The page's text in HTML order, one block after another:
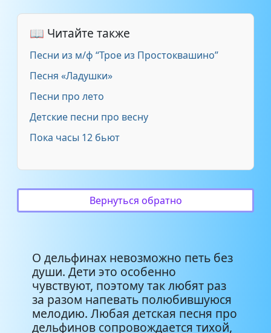
Детская студия _ДЕЛЬФИН_ -
детская студия
Детская студия _ДЕЛЬФИН_ -
Детские песенки - Девочка и
дельфин
Образцовая Детская
Вокальная Студия _Дети КАК -
3:22
📖 Читайте также
Песни из м/ф “Трое из Простоквашино”
Песня «Ладушки»
Песни про лето
Детские песни про весну
Пока часы 12 бьют
Вернуться обратно
О дельфинах невозможно петь без
души. Дети это особенно
чувствуют, поэтому так любят раз
за разом напевать полюбившуюся
мелодию. Любая детская песня про
дельфинов сопровождается тихой,